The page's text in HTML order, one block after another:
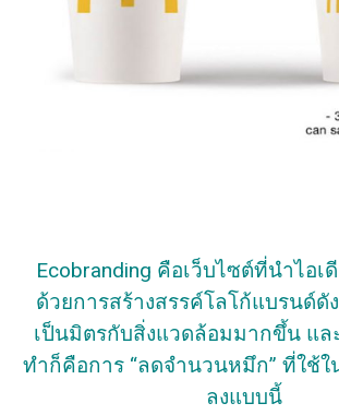
Ecobranding คือเว็บไซต์ที่นำไอเ
ด้วยการสร้างสรรค์โลโก้แบรนด์ดั
เป็นมิตรกับสิ่งแวดล้อมมากขึ้น แล
ทำก็คือการ “ลดจำนวนหมึก” ที่ใช้ใ
ลงแบบนี้